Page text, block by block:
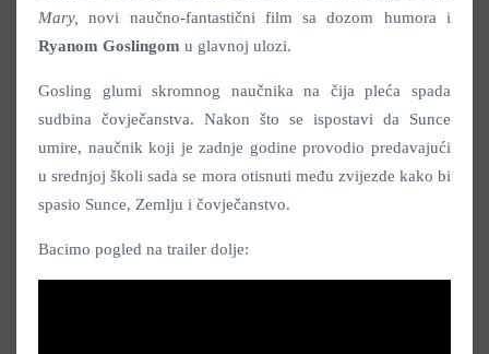
Mary,novi naučno-fantastični film sa dozom humora i
Ryanom Goslingom u glavnoj ulozi.
Gosling glumi skromnog naučnika na čija pleća spada
sudbina čovječanstva. Nakon što se ispostavi da Sunce
umire, naučnik koji je zadnje godine provodio predavajući
u srednjoj školi sada se mora otisnuti među zvijezde kako bi
spasio Sunce, Zemlju i čovječanstvo.
Bacimo pogled na trailer dolje: